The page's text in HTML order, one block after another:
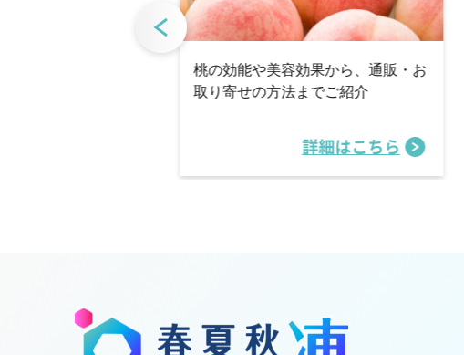
桃の効能や美容効果から、通販・お
取り寄せの方法までご紹介
詳細はこちら